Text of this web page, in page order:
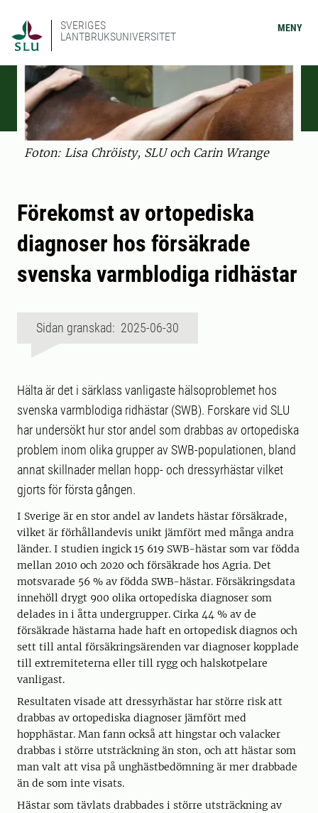
SVERIGES
LANTBRUKSUNIVERSITET
MENY
Foton: Lisa Chröisty, SLU och Carin Wrange
Förekomst av ortopediska
diagnoser hos försäkrade
svenska varmblodiga ridhästar
Sidan granskad: 2025-06-30
Hälta är det i särklass vanligaste hälsoproblemet hos
svenska varmblodiga ridhästar (SWB). Forskare vid SLU
har undersökt hur stor andel som drabbas av ortopediska
problem inom olika grupper av SWB-populationen, bland
annat skillnader mellan hopp- och dressyrhästar vilket
gjorts för första gången.
I Sverige är en stor andel av landets hästar försäkrade,
vilket är förhållandevis unikt jämfört med många andra
länder. I studien ingick 15 619 SWB-hästar som var födda
mellan 2010 och 2020 och försäkrade hos Agria. Det
motsvarade 56 % av födda SWB-hästar. Försäkringsdata
innehöll drygt 900 olika ortopediska diagnoser som
delades in i åtta undergrupper. Cirka 44 % av de
försäkrade hästarna hade haft en ortopedisk diagnos och
sett till antal försäkringsärenden var diagnoser kopplade
till extremiteterna eller till rygg och halskotpelare
vanligast.
Resultaten visade att dressyrhästar har större risk att
drabbas av ortopediska diagnoser jämfört med
hopphästar. Man fann också att hingstar och valacker
drabbas i större utsträckning än ston, och att hästar som
man valt att visa på unghästbedömning är mer drabbade
än de som inte visats.
Hästar som tävlats drabbades i större utsträckning av